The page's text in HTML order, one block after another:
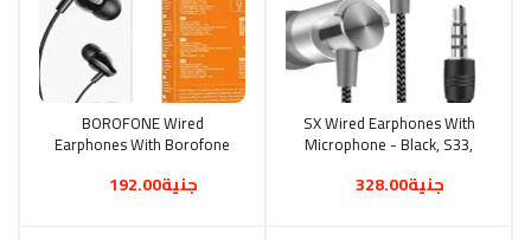
أضف إلى السلة
SX Wired Earphones With
Microphone - Black, S33,
METEL EXTRA BASS
جنية328.00
أضف إلى السلة
BOROFONE Wired
Earphones With Borofone
Wired, In-Ear, BM61
جنية192.00